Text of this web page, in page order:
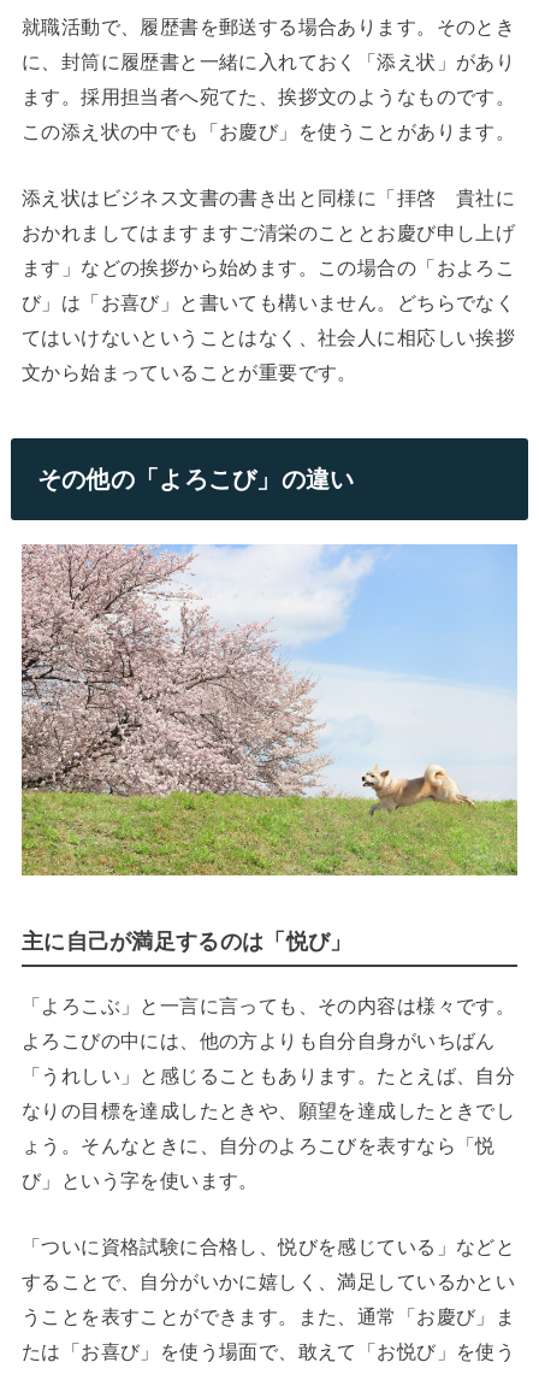
就職活動で、履歴書を郵送する場合あります。そのとき
に、封筒に履歴書と一緒に入れておく「添え状」があり
ます。採用担当者へ宛てた、挨拶文のようなものです。
この添え状の中でも「お慶び」を使うことがあります。
添え状はビジネス文書の書き出と同様に「拝啓 貴社に
おかれましてはますますご清栄のこととお慶び申し上げ
ます」などの挨拶から始めます。この場合の「およろこ
び」は「お喜び」と書いても構いません。どちらでなく
てはいけないということはなく、社会人に相応しい挨拶
文から始まっていることが重要です。
その他の「よろこび」の違い
主に自己が満足するのは「悦び」
「よろこぶ」と一言に言っても、その内容は様々です。
よろこびの中には、他の方よりも自分自身がいちばん
「うれしい」と感じることもあります。たとえば、自分
なりの目標を達成したときや、願望を達成したときでし
ょう。そんなときに、自分のよろこびを表すなら「悦
び」という字を使います。
「ついに資格試験に合格し、悦びを感じている」などと
することで、自分がいかに嬉しく、満足しているかとい
うことを表すことができます。また、通常「お慶び」ま
たは「お喜び」を使う場面で、敢えて「お悦び」を使う